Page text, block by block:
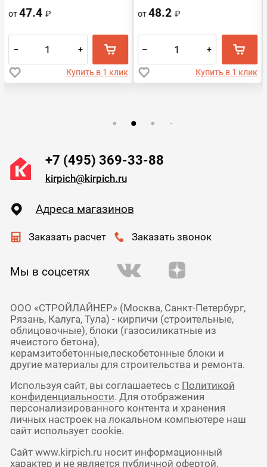
от47.4₽
– +
Купить в 1 клик
от48.2₽
– +
Купить в 1 клик
+7 (495) 369-33-88
kirpich@kirpich.ru
Адреса магазинов
Заказать расчет Заказать звонок
Мы в соцсетях
ООО «СТРОЙЛАЙНЕР» (Москва, Санкт-Петербург,
Рязань, Калуга, Тула) - кирпичи (строительные,
облицовочные), блоки (газосиликатные из
ячеистого бетона),
керамзитобетонные,пескобетонные блоки и
другие материалы для строительства и ремонта.
Используя сайт, вы соглашаетесь с Политикой
конфиденциальности. Для отображения
персонализированного контента и хранения
личных настроек на локальном компьютере наш
сайт использует cookie.
Сайт www.kirpich.ru носит информационный
характер и не является публичной офертой,